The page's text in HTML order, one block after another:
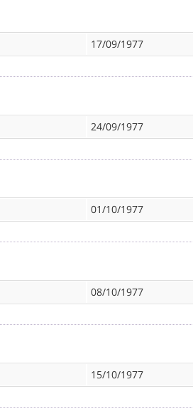
17/09/1977
24/09/1977
01/10/1977
08/10/1977
15/10/1977